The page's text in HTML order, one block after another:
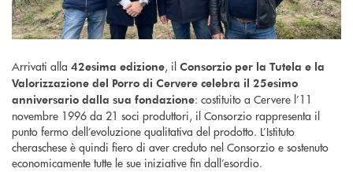
Arrivati alla 42esima edizione, il Consorzio per la Tutela e la
Valorizzazione del Porro di Cervere celebra il 25esimo
anniversario dalla sua fondazione: costituito a Cervere l’11
novembre 1996 da 21 soci produttori, il Consorzio rappresenta il
punto fermo dell’evoluzione qualitativa del prodotto. L’Istituto
cheraschese è quindi fiero di aver creduto nel Consorzio e sostenuto
economicamente tutte le sue iniziative fin dall’esordio.